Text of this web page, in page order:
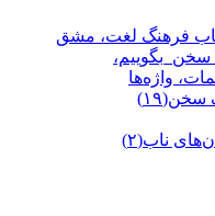
فرهنگ لغت، مشق
واژه‌ها
ناب(۲)